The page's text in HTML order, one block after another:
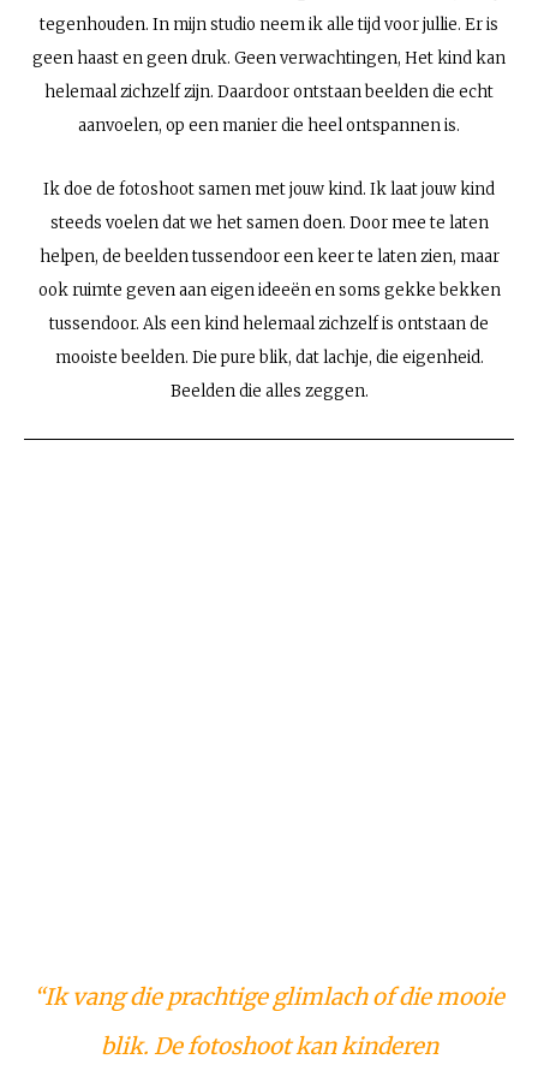
tegenhouden. In mijn studio neem ik alle tijd voor jullie. Er is
geen haast en geen druk. Geen verwachtingen, Het kind kan
helemaal zichzelf zijn. Daardoor ontstaan beelden die echt
aanvoelen, op een manier die heel ontspannen is.
Ik doe de fotoshoot samen met jouw kind. Ik laat jouw kind
steeds voelen dat we het samen doen. Door mee te laten
helpen, de beelden tussendoor een keer te laten zien, maar
ook ruimte geven aan eigen ideeën en soms gekke bekken
tussendoor. Als een kind helemaal zichzelf is ontstaan de
mooiste beelden. Die pure blik, dat lachje, die eigenheid.
Beelden die alles zeggen.
“Ik vang die prachtige glimlach of die mooie
blik. De fotoshoot kan kinderen